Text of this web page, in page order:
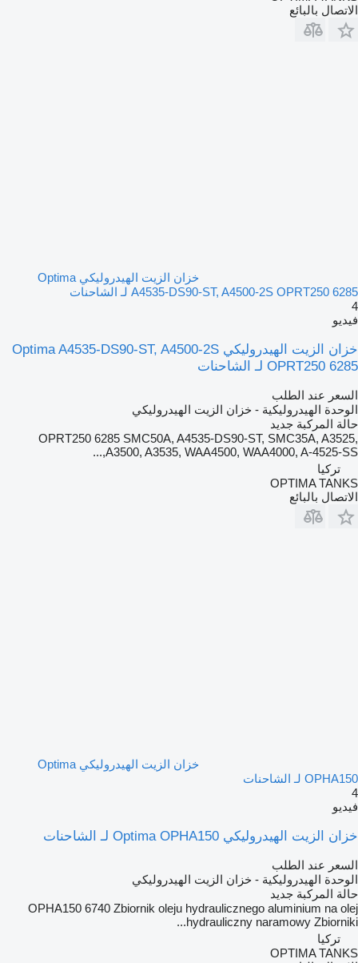
الاتصال بالبائع
خزان الزيت الهيدروليكي Optima
A4535-DS90-ST, A4500-2S OPRT250 6285 لـ الشاحنات
4
فيديو
خزان الزيت الهيدروليكي Optima A4535-DS90-ST, A4500-2S
OPRT250 6285 لـ الشاحنات
السعر عند الطلب
الوحدة الهيدروليكية - خزان الزيت الهيدروليكي
حالة المركبة جديد
OPRT250 6285 SMC50A, A4535-DS90-ST, SMC35A, A3525,
A3500, A3535, WAA4500, WAA4000, A-4525-SS,...
تركيا
OPTIMA TANKS
الاتصال بالبائع
خزان الزيت الهيدروليكي Optima
OPHA150 لـ الشاحنات
4
فيديو
خزان الزيت الهيدروليكي Optima OPHA150 لـ الشاحنات
السعر عند الطلب
الوحدة الهيدروليكية - خزان الزيت الهيدروليكي
حالة المركبة جديد
OPHA150 6740 Zbiornik oleju hydraulicznego aluminium na olej
hydrauliczny naramowy Zbiorniki...
تركيا
OPTIMA TANKS